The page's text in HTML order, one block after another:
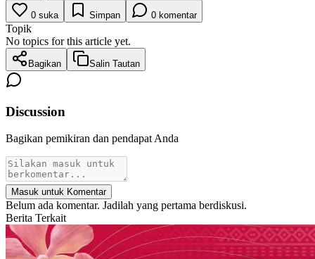
0 suka Simpan 0 komentar
Topik
No topics for this article yet.
Bagikan Salin Tautan
Discussion
Bagikan pemikiran dan pendapat Anda
Masuk untuk Komentar
Belum ada komentar. Jadilah yang pertama berdiskusi.
Berita Terkait